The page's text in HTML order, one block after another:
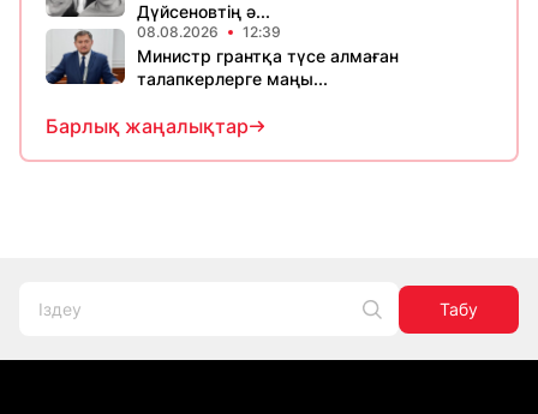
Дүйсеновтің ә...
08.08.2026 12:39
Министр грантқа түсе алмаған
талапкерлерге маңы...
Барлық жаңалықтар
Табу